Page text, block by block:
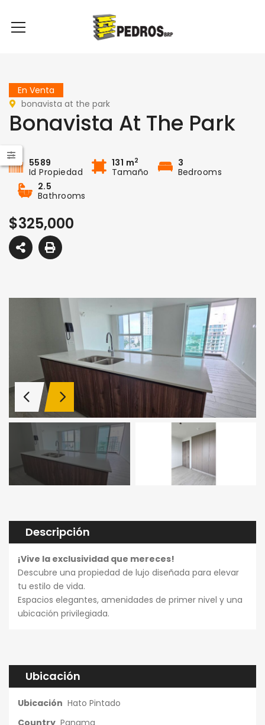
En Venta
bonavista at the park
Bonavista At The Park
5589
Id Propiedad
131 m2
Tamaño
3
Bedrooms
2.5
Bathrooms
$325,000
Descripción
¡Vive la exclusividad que mereces!
Descubre una propiedad de lujo diseñada para elevar
tu estilo de vida.
Espacios elegantes, amenidades de primer nivel y una
ubicación privilegiada.
Ubicación
Ubicación Hato Pintado
8 horas ago
Venta de Apartamento de Playa Rio Mar
$165,000
Pedros Brp 9 horas ago
Local comercial de Riverside
$91,500
Pedros Brp
Pacific